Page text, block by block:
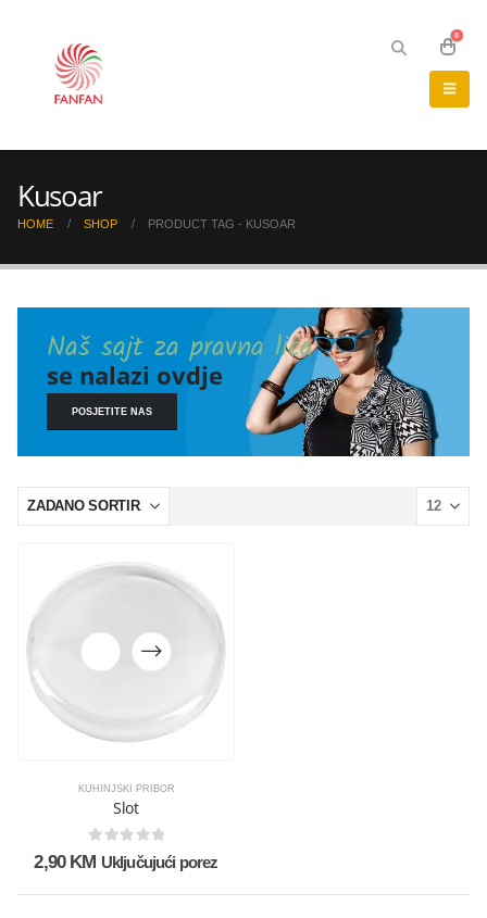
0
Kusoar
HOME SHOP PRODUCT TAG - KUSOAR
Naš sajt za pravna lica
se nalazi ovdje
POSJETITE NAS
KUHINJSKI PRIBOR
Slot
0out of 5
2,90 KM Uključujući porez